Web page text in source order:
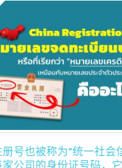
他 90 多家银行
构的所在地。凭借其最大的经
行已成为在推动国内和全球经济
我们将带您了解美国顶级银行
着关键作用。read more